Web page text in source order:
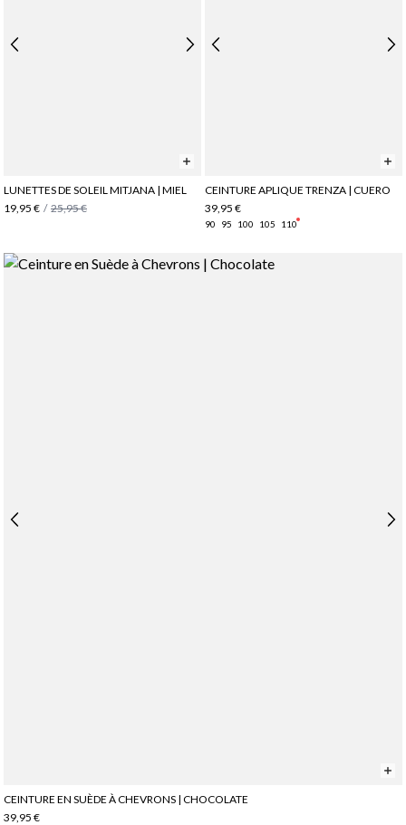
LUNETTES DE SOLEIL MITJANA | MIEL
19,95 € / 25,95 €
CEINTURE APLIQUE TRENZA | CUERO
39,95 €
90 95 100 105 110
CEINTURE EN SUÈDE À CHEVRONS | CHOCOLATE
39,95 €